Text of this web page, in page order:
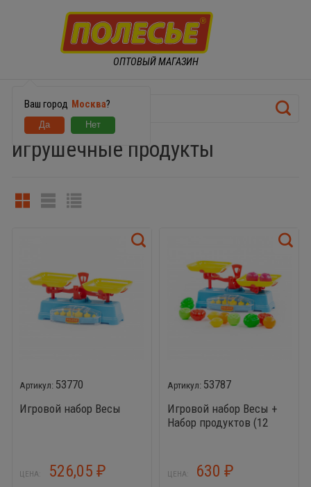
ОПТОВЫЙ МАГАЗИН
Ваш город Москва?
игрушечные продукты
53770
Игровой набор Весы
ЦЕНА: 526,05 ₽
53787
Игровой набор Весы +
Набор продуктов (12
ЦЕНА: 630₽